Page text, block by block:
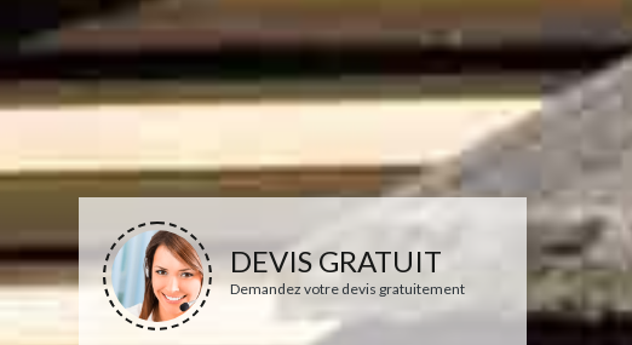
DEVIS GRATUIT
Demandez votre devis gratuitement